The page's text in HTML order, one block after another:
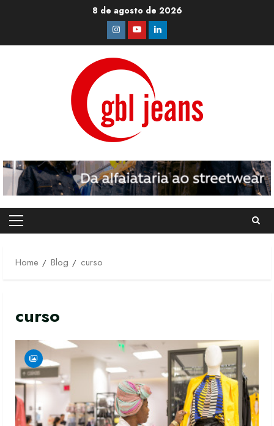
8 de agosto de 2026
Instagram
YoutubeLinkedin
Primary
Home
Blog curso
curso